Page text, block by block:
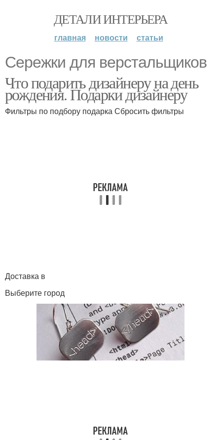
ДЕТАЛИ ИНТЕРЬЕРА
главная новости статьи
Сережки для верстальщиков
Что подарить дизайнеру на день
рождения. Подарки дизайнеру
Фильтры по подбору подарка Сбросить фильтры
Доставка в
Выберите город